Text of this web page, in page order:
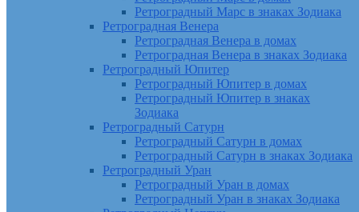
Ретроградный Марс в знаках Зодиака
Ретроградная Венера
Ретроградная Венера в домах
Ретроградная Венера в знаках Зодиака
Ретроградный Юпитер
Ретроградный Юпитер в домах
Ретроградный Юпитер в знаках
Зодиака
Ретроградный Сатурн
Ретроградный Сатурн в домах
Ретроградный Сатурн в знаках Зодиака
Ретроградный Уран
Ретроградный Уран в домах
Ретроградный Уран в знаках Зодиака